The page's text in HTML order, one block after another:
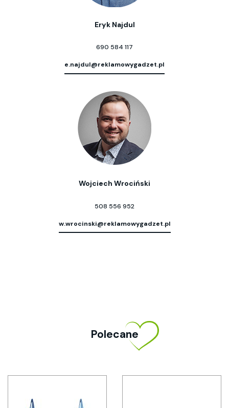
Eryk Najdul
690 584 117
e.najdul@reklamowygadzet.pl
Wojciech Wrociński
508 556 952
w.wrocinski@reklamowygadzet.pl
Polecane